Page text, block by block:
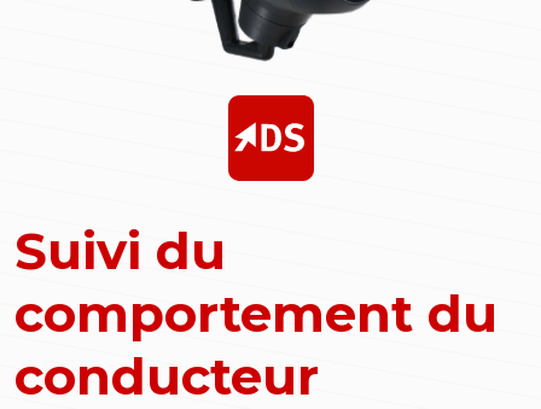
Suivi du
comportement du
conducteur